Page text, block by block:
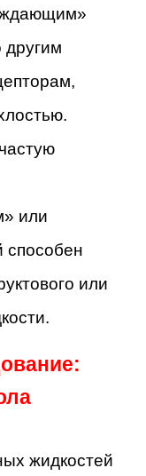
другим
или
способен
или
жидкостей